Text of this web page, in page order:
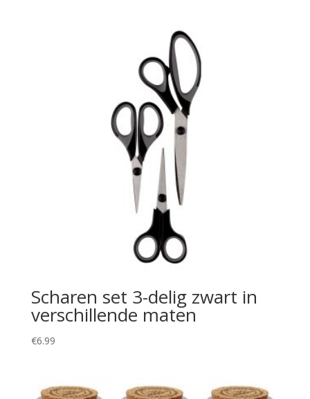
Scharen set 3-delig zwart in
verschillende maten
€6.99